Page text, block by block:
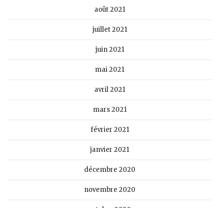
août 2021
juillet 2021
juin 2021
mai 2021
avril 2021
mars 2021
février 2021
janvier 2021
décembre 2020
novembre 2020